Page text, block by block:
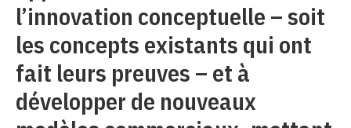
l’innovation conceptuelle – soit
les concepts existants qui ont
fait leurs preuves – et à
développer de nouveaux